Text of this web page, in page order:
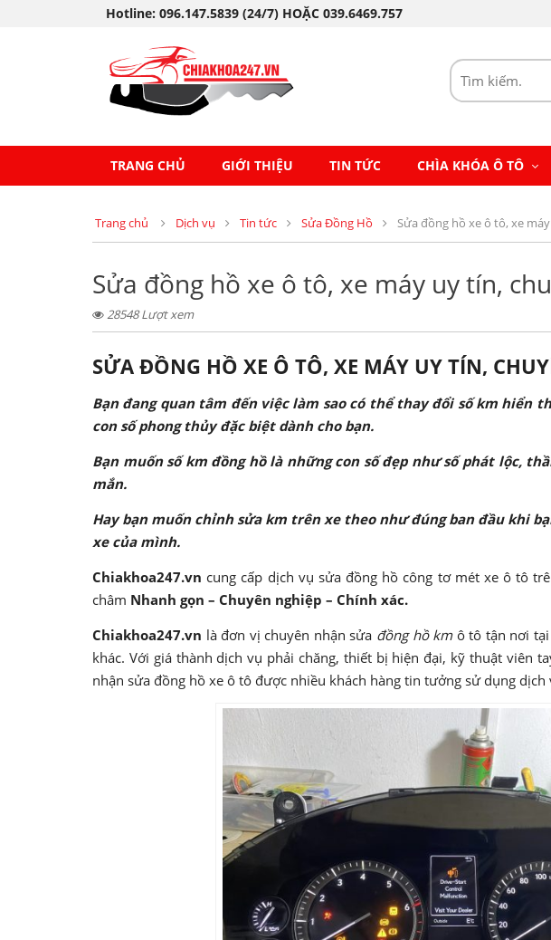
Hotline: 096.147.5839 (24/7) HOẶC 039.6469.757
TRANG CHỦ GIỚI THIỆU TIN TỨC CHÌA KHÓA Ô TÔ
Trang chủ Dịch vụ Tin tức Sửa Đồng Hồ Sửa đồng hồ xe ô tô, xe
Sửa đồng hồ xe ô tô, xe máy uy tín,
28548 Lượt xem
SỬA ĐỒNG HỒ XE Ô TÔ, XE MÁY UY TÍN,
Bạn đang quan tâm đến việc làm sao có thể thay đổi số km hiển
con số phong thủy đặc biệt dành cho bạn.
Bạn muốn số km đồng hồ là những con số đẹp như số phát lộc,
mắn.
Hay bạn muốn chỉnh sửa km trên xe theo như đúng ban đầu khi
xe của mình.
Chiakhoa247.vn cung cấp dịch vụ sửa đồng hồ công tơ mét xe ô tô
châm Nhanh gọn – Chuyên nghiệp – Chính xác.
Chiakhoa247.vn là đơn vị chuyên nhận sửa đồng hồ kmô tô tận nơi tại
khác. Với giá thành dịch vụ phải chăng, thiết bị hiện đại, kỹ thuật viên
nhận sửa đồng hồ xe ô tô được nhiều khách hàng tin tưởng sử dụng dịch